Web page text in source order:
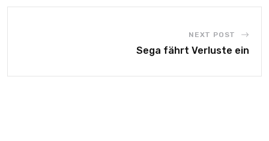
NEXT POST
Sega fährt Verluste ein